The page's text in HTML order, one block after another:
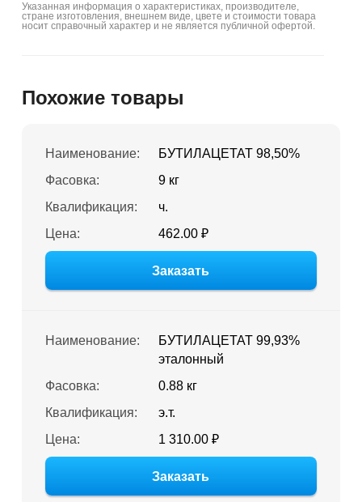
Указанная информация о характеристиках, производителе,
стране изготовления, внешнем виде, цвете и стоимости товара
носит справочный характер и не является публичной офертой.
Похожие товары
Наименование:
БУТИЛАЦЕТАТ 98,50%
Фасовка:
9 кг
Квалификация:
ч.
Цена:
462.00 ₽
Заказать
Наименование:
БУТИЛАЦЕТАТ 99,93%
эталонный
Фасовка:
0.88 кг
Квалификация:
э.т.
Цена:
1 310.00 ₽
Заказать